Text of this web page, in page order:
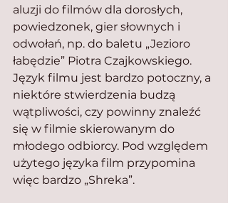
aluzji do filmów dla dorosłych,
powiedzonek, gier słownych i
odwołań, np. do baletu „Jezioro
łabędzie” Piotra Czajkowskiego.
Język filmu jest bardzo potoczny, a
niektóre stwierdzenia budzą
wątpliwości, czy powinny znaleźć
się w filmie skierowanym do
młodego odbiorcy. Pod względem
użytego języka film przypomina
więc bardzo „Shreka”.